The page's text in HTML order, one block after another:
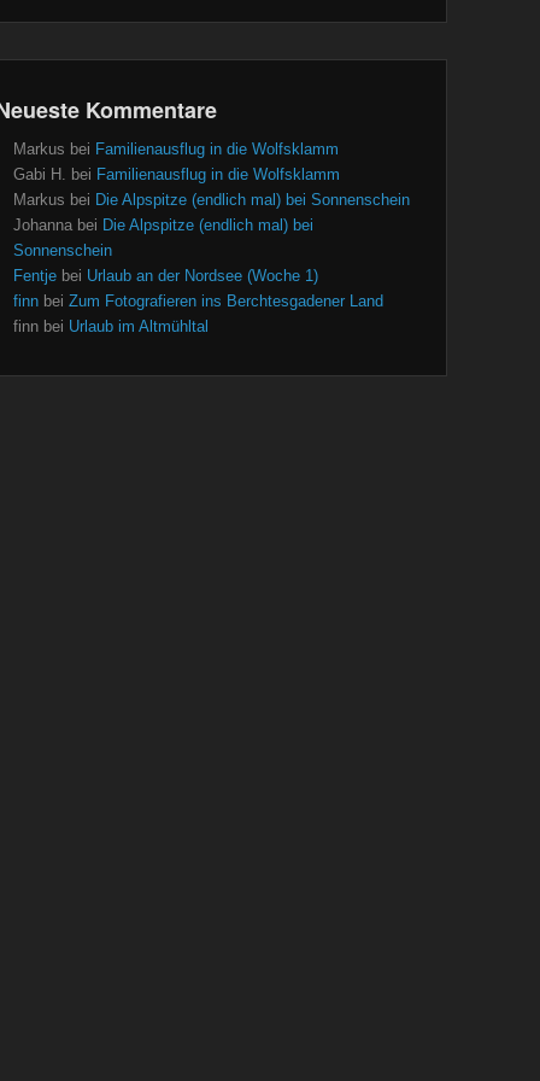
Kommentare
Markus bei Familienausflug in die Wolfsklamm
Gabi H. bei Familienausflug in die Wolfsklamm
Markus bei Die Alpspitze (endlich mal) bei Sonnenschein
Johanna bei Die Alpspitze (endlich mal) bei
Sonnenschein
Fentje bei Urlaub an der Nordsee (Woche 1)
finn bei Zum Fotografieren ins Berchtesgadener Land
finn bei Urlaub im Altmühltal